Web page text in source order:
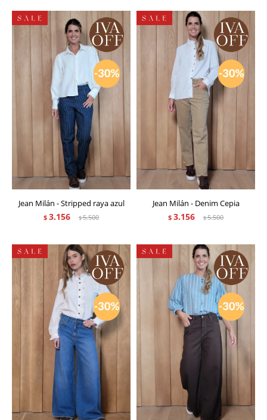
Jean Milán - Stripped raya azul
$ 3.156 $5.500
Jean Milán - Denim Cepia
$ 3.156 $5.500